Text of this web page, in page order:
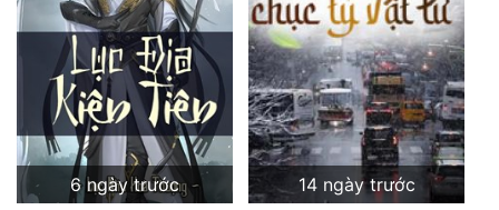
Điền Văn
Đông Phương
Đông Phương Huyền Huyễn
Đồng Nhân
6 ngày trước
14 ngày trước